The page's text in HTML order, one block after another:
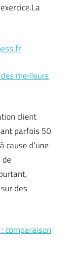
meilleurs
client
parfois 50
cause d’une
des
comparaison